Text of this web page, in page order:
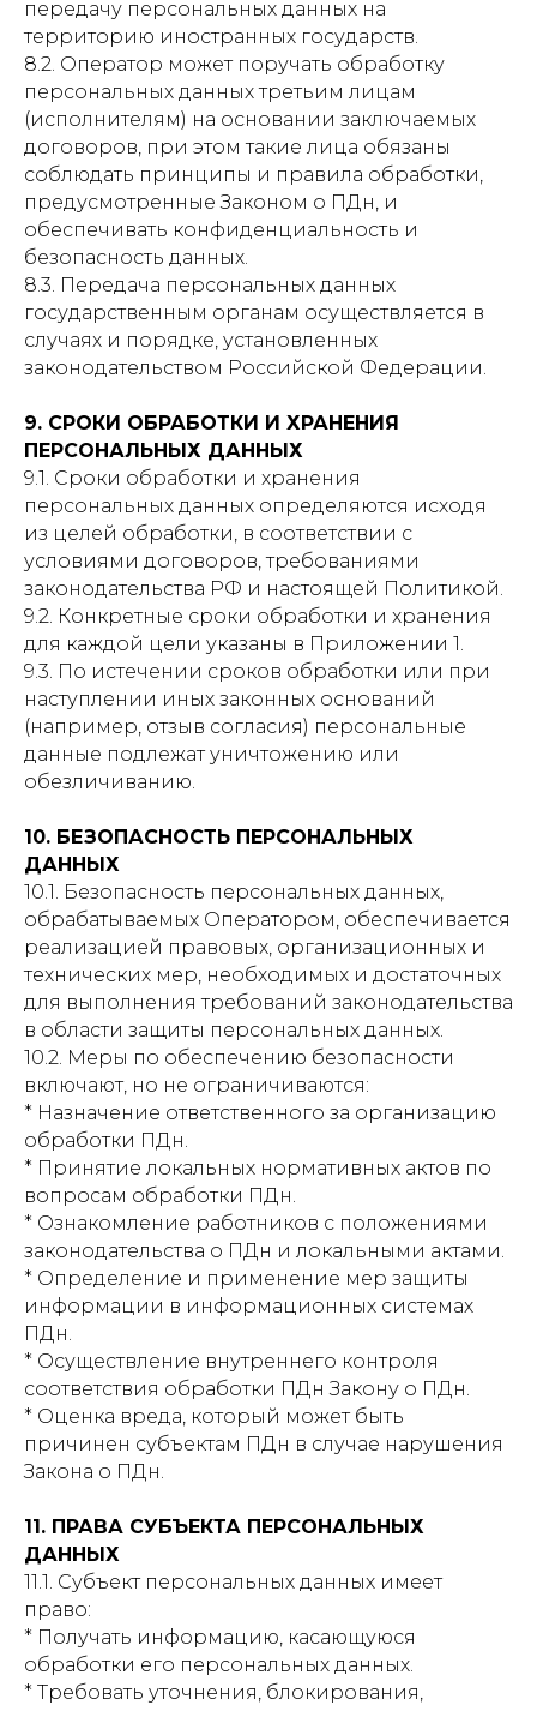
передачу персональных данных на
территорию иностранных государств.
8.2. Оператор может поручать обработку
персональных данных третьим лицам
(исполнителям) на основании заключаемых
договоров, при этом такие лица обязаны
соблюдать принципы и правила обработки,
предусмотренные Законом о ПДн, и
обеспечивать конфиденциальность и
безопасность данных.
8.3. Передача персональных данных
государственным органам осуществляется в
случаях и порядке, установленных
законодательством Российской Федерации.
9. СРОКИ ОБРАБОТКИ И ХРАНЕНИЯ
ПЕРСОНАЛЬНЫХ ДАННЫХ
9.1. Сроки обработки и хранения
персональных данных определяются исходя
из целей обработки, в соответствии с
условиями договоров, требованиями
законодательства РФ и настоящей Политикой.
9.2. Конкретные сроки обработки и хранения
для каждой цели указаны в Приложении 1.
9.3. По истечении сроков обработки или при
наступлении иных законных оснований
(например, отзыв согласия) персональные
данные подлежат уничтожению или
обезличиванию.
10. БЕЗОПАСНОСТЬ ПЕРСОНАЛЬНЫХ
ДАННЫХ
10.1. Безопасность персональных данных,
обрабатываемых Оператором, обеспечивается
реализацией правовых, организационных и
технических мер, необходимых и достаточных
для выполнения требований законодательства
в области защиты персональных данных.
10.2. Меры по обеспечению безопасности
включают, но не ограничиваются:
* Назначение ответственного за организацию
обработки ПДн.
* Принятие локальных нормативных актов по
вопросам обработки ПДн.
* Ознакомление работников с положениями
законодательства о ПДн и локальными актами.
* Определение и применение мер защиты
информации в информационных системах
ПДн.
* Осуществление внутреннего контроля
соответствия обработки ПДн Закону о ПДн.
* Оценка вреда, который может быть
причинен субъектам ПДн в случае нарушения
Закона о ПДн.
11. ПРАВА СУБЪЕКТА ПЕРСОНАЛЬНЫХ
ДАННЫХ
11.1. Субъект персональных данных имеет
право:
* Получать информацию, касающуюся
обработки его персональных данных.
* Требовать уточнения, блокирования,